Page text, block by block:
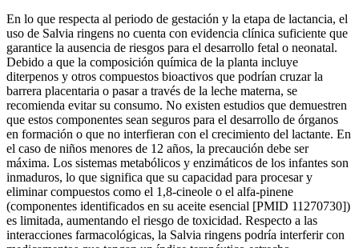
En lo que respecta al periodo de gestación y la etapa de lactancia, el
uso de Salvia ringens no cuenta con evidencia clínica suficiente que
garantice la ausencia de riesgos para el desarrollo fetal o neonatal.
Debido a que la composición química de la planta incluye
diterpenos y otros compuestos bioactivos que podrían cruzar la
barrera placentaria o pasar a través de la leche materna, se
recomienda evitar su consumo. No existen estudios que demuestren
que estos componentes sean seguros para el desarrollo de órganos
en formación o que no interfieran con el crecimiento del lactante. En
el caso de niños menores de 12 años, la precaución debe ser
máxima. Los sistemas metabólicos y enzimáticos de los infantes son
inmaduros, lo que significa que su capacidad para procesar y
eliminar compuestos como el 1,8-cineole o el alfa-pinene
(componentes identificados en su aceite esencial [PMID 11270730])
es limitada, aumentando el riesgo de toxicidad. Respecto a las
interacciones farmacológicas, la Salvia ringens podría interferir con